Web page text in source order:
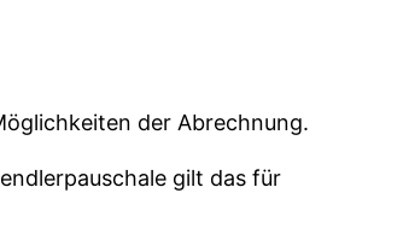
der Abrechnung.
gilt das für